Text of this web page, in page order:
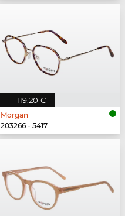
119,20 €
Morgan
203266 - 5417